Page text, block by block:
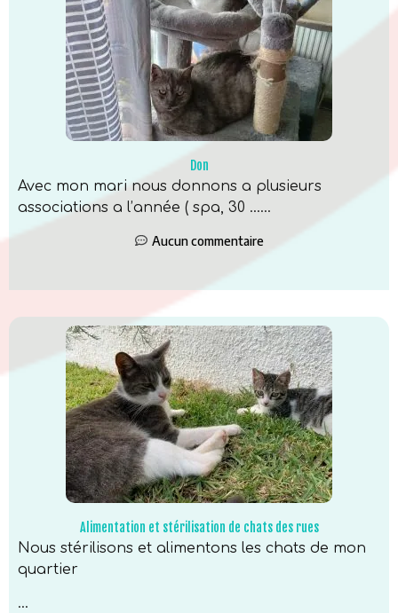
Don
Avec mon mari nous donnons a plusieurs
associations a l’année ( spa, 30 …...
Aucun commentaire
Alimentation et stérilisation de chats des rues
Nous stérilisons et alimentons les chats de mon
quartier
...